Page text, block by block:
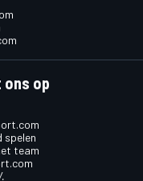
op
spelen
team